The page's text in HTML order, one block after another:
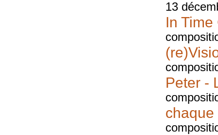
13
In Time
Peter -
chaque